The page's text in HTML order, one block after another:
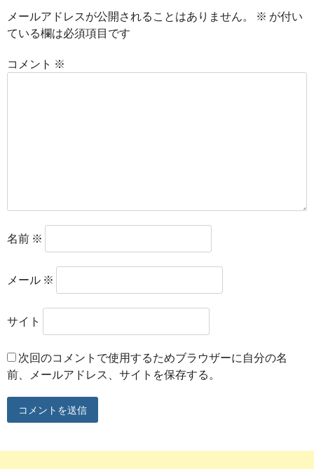
メールアドレスが公開されることはありません。 ※ が付い
ている欄は必須項目です
コメント ※
名前 ※
メール ※
サイト
次回のコメントで使用するためブラウザーに自分の名
前、メールアドレス、サイトを保存する。